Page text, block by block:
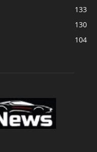
133
130
104